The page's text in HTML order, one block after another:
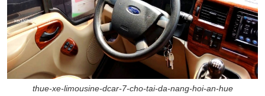
thue-xe-limousine-dcar-7-cho-tai-da-nang-hoi-an-hue